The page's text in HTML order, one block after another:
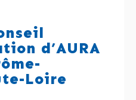
d’AURA
Loire